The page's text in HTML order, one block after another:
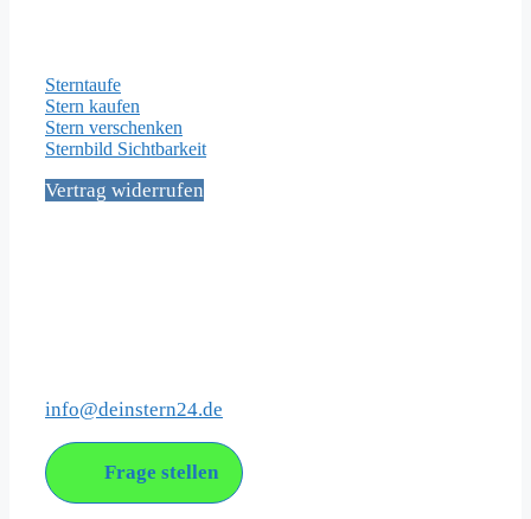
Sterntaufe
Stern kaufen
Stern verschenken
Sternbild Sichtbarkeit
Vertrag widerrufen
info@deinstern24.de
Frage stellen